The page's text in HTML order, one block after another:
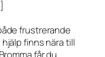
frustrerande
finns nära till